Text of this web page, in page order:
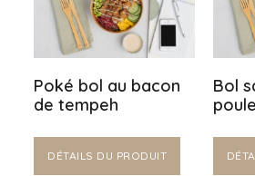
Poké bol au bacon
de tempeh
DÉTAILS DU PRODUIT
Bol